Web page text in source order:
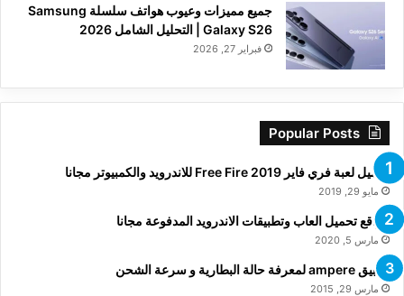
جميع مميزات وعيوب هواتف سلسلة Samsung
Galaxy S26 | التحليل الشامل 2026
فبراير 27, 2026
Popular Posts
تحميل لعبة فري فاير Free Fire 2019 للاندرويد والكمبيوتر مجانا
مايو 29, 2019
مواقع تحميل العاب وتطبيقات الاندرويد المدفوعة مجانا
مارس 5, 2020
تطبيق ampere لمعرفة حالة البطارية و سرعة الشحن
مارس 29, 2015